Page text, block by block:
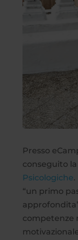
Presso
conseguito
Psicologiche.
“un primo
competenze